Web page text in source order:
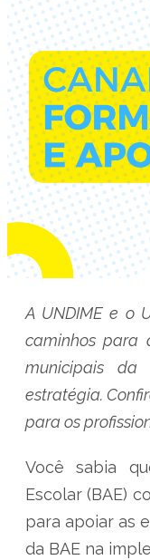
A UNDIME e o
caminhos para
municipais da
estratégia.
para os
Você sabia
Escolar (BAE)
para apoiar as
da BAE na